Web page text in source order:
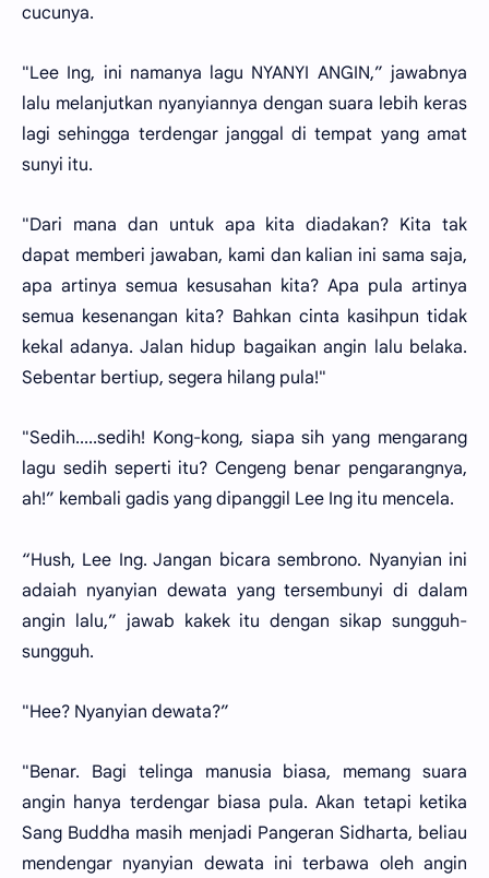
cucunya.
"Lee Ing, ini namanya lagu NYANYI ANGIN,” jawabnya
lalu melanjutkan nyanyiannya dengan suara lebih keras
lagi sehingga terdengar janggal di tempat yang amat
sunyi itu.
"Dari mana dan untuk apa kita diadakan? Kita tak
dapat memberi jawaban, kami dan kalian ini sama saja,
apa artinya semua kesusahan kita? Apa pula artinya
semua kesenangan kita? Bahkan cinta kasihpun tidak
kekal adanya. Jalan hidup bagaikan angin lalu belaka.
Sebentar bertiup, segera hilang pula!"
"Sedih.....sedih! Kong-kong, siapa sih yang mengarang
lagu sedih seperti itu? Cengeng benar pengarangnya,
ah!” kembali gadis yang dipanggil Lee Ing itu mencela.
“Hush, Lee Ing. Jangan bicara sembrono. Nyanyian ini
adaiah nyanyian dewata yang tersembunyi di dalam
angin lalu,” jawab kakek itu dengan sikap sungguh-
sungguh.
"Hee? Nyanyian dewata?”
"Benar. Bagi telinga manusia biasa, memang suara
angin hanya terdengar biasa pula. Akan tetapi ketika
Sang Buddha masih menjadi Pangeran Sidharta, beliau
mendengar nyanyian dewata ini terbawa oleh angin